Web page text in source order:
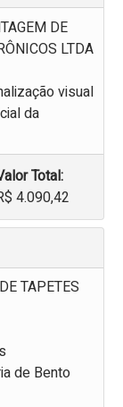
DE
LTDA
visual
da
Total:
4.090,42
TAPETES
de Bento